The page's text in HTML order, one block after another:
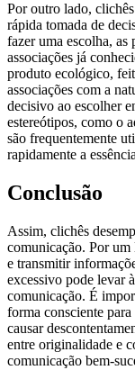
Por outro lado,
rápida tomada de
fazer uma escolha, as
associações já
produto ecológico,
associações com a
decisivo ao escolher
estereótipos, como o
são frequentemente
rapidamente a
Conclusão
Assim, clichês
comunicação. Por
e transmitir
excessivo pode levar
comunicação. É
forma consciente
causar
entre originalidade e
comunicação bem-